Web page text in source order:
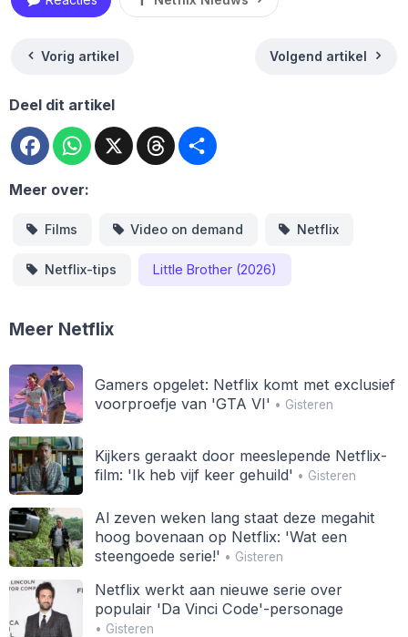
Vorig artikel Volgend artikel
Deel dit artikel
FacebookWhatsApp
X Threads
Meer over:
Films Video on demand Netflix
Netflix-tips Little Brother (2026)
Meer Netflix
Gamers opgelet: Netflix komt met exclusief
voorproefje van 'GTA VI' • Gisteren
Kijkers geraakt door meeslepende Netflix-
film: 'Ik heb vijf keer gehuild' • Gisteren
Al zeven weken lang staat deze megahit
hoog bovenaan op Netflix: 'Wat een
steengoede serie!' • Gisteren
Netflix werkt aan nieuwe serie over
populair 'Da Vinci Code'-personage
• Gisteren